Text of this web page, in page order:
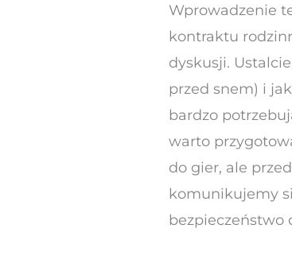
Wprowadzenie
kontraktu
dyskusji.
przed snem) i
bardzo
warto
do gier, ale
komunikujemy
bezpieczeństwo